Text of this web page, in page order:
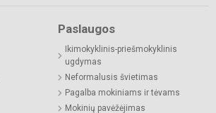
Paslaugos
Ikimokyklinis-priešmokyklinis
ugdymas
Neformalusis švietimas
Pagalba mokiniams ir tėvams
Mokinių pavėžėjimas